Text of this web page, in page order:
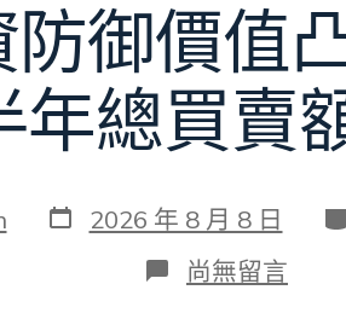
御價值
年總買賣
發
表
2026 年 8 月 8 日 分
類
在
〈當
尚無留言